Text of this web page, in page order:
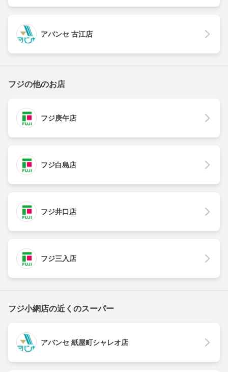
アバンセ 古江店
フジの他のお店
フジ庚午店
フジ白島店
フジ井口店
フジ三入店
フジ小網店の近くのスーパー
アバンセ 紙屋町シャレオ店